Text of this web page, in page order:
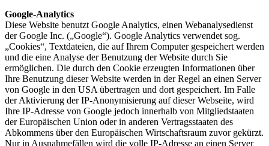
Google-Analytics
Diese Website benutzt Google Analytics, einen Webanalysedienst
der Google Inc. („Google“). Google Analytics verwendet sog.
„Cookies“, Textdateien, die auf Ihrem Computer gespeichert werden
und die eine Analyse der Benutzung der Website durch Sie
ermöglichen. Die durch den Cookie erzeugten Informationen über
Ihre Benutzung dieser Website werden in der Regel an einen Server
von Google in den USA übertragen und dort gespeichert. Im Falle
der Aktivierung der IP-Anonymisierung auf dieser Webseite, wird
Ihre IP-Adresse von Google jedoch innerhalb von Mitgliedstaaten
der Europäischen Union oder in anderen Vertragsstaaten des
Abkommens über den Europäischen Wirtschaftsraum zuvor gekürzt.
Nur in Ausnahmefällen wird die volle IP-Adresse an einen Server